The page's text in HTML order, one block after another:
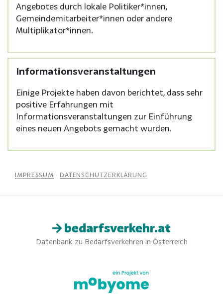
Angebotes durch lokale Politiker*innen,
Gemeindemitarbeiter*innen oder andere
Multiplikator*innen.
Informationsveranstaltungen
Einige Projekte haben davon berichtet, dass sehr
positive Erfahrungen mit
Informationsveranstaltungen zur Einführung
eines neuen Angebots gemacht wurden.
IMPRESSUM · DATENSCHUTZERKLÄRUNG
bedarfsverkehr.at
Datenbank zu Bedarfsverkehren in Österreich